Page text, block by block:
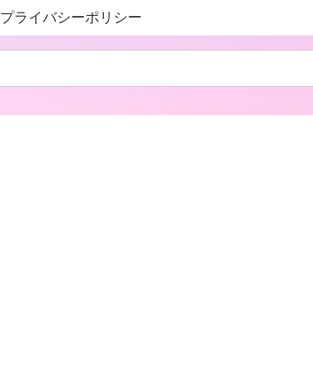
プライバシーポリシー